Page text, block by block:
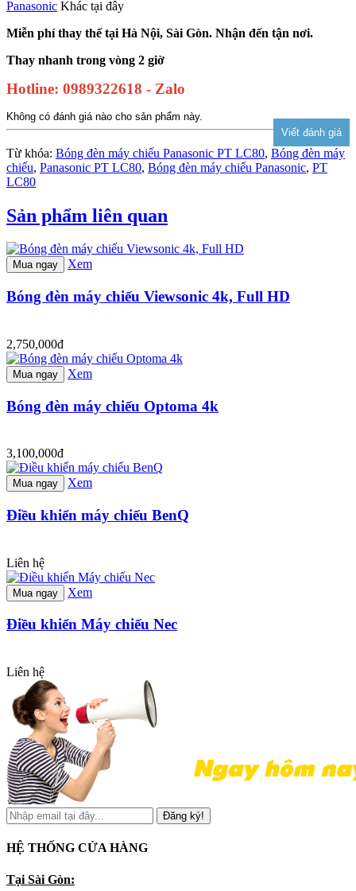
Panasonic Khác tại đây
Miễn phí thay thế tại Hà Nội, Sài Gòn. Nhận đến tận nơi.
Thay nhanh trong vòng 2 giờ
Hotline: 0989322618 - Zalo
Không có đánh giá nào cho sản phẩm này.
Từ khóa: Bóng đèn máy chiếu Panasonic PT LC80, Bóng đèn máy
chiếu, Panasonic PT LC80, Bóng đèn máy chiếu Panasonic, PT
LC80
Sản phẩm liên quan
Mua ngay Xem
Bóng đèn máy chiếu Viewsonic 4k, Full HD
2,750,000đ
Mua ngay Xem
Bóng đèn máy chiếu Optoma 4k
3,100,000đ
Mua ngay Xem
Điều khiển máy chiếu BenQ
Liên hệ
Mua ngay Xem
Điều khiển Máy chiếu Nec
Liên hệ
Đăng ký!
HỆ THỐNG CỬA HÀNG
Tại Sài Gòn: